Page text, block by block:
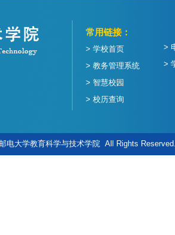
>
>
常用链接：
> 学校首页
> 教务管理系统
> 智慧校园
> 校历查询
电大学教育科学与技术学院 All Rights Reserved.